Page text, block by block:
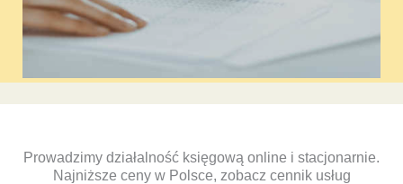
Prowadzimy działalność księgową online i stacjonarnie.
Najniższe ceny w Polsce, zobacz cennik usług